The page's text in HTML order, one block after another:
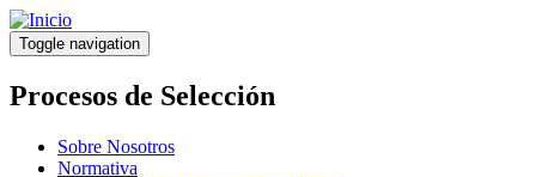
Pasar
al
contenido
principal
Toggle navigation
Procesos de Selección
Sobre Nosotros
Normativa